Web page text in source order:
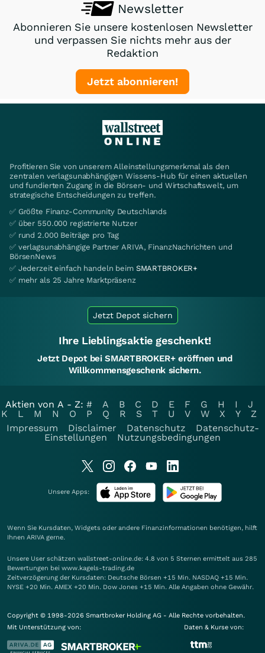
Newsletter
Abonnieren Sie unsere kostenlosen Newsletter
und verpassen Sie nichts mehr aus der
Redaktion
Jetzt abonnieren!
Profitieren Sie von unserem Alleinstellungsmerkmal als den
zentralen verlagsunabhängigen Wissens-Hub für einen aktuellen
und fundierten Zugang in die Börsen- und Wirtschaftswelt, um
strategische Entscheidungen zu treffen.
✅ Größte Finanz-Community Deutschlands
✅ über 550.000 registrierte Nutzer
✅ rund 2.000 Beiträge pro Tag
✅ verlagsunabhängige Partner ARIVA, FinanzNachrichten und
BörsenNews
✅ Jederzeit einfach handeln beim SMARTBROKER+
✅ mehr als 25 Jahre Marktpräsenz
Jetzt Depot sichern
Ihre Lieblingsaktie geschenkt!
Jetzt Depot bei SMARTBROKER+ eröffnen und
Willkommensgeschenk sichern.
Aktien von A - Z: # A B C D E F G H I
J
K
L M N O P Q R S T U V W X Y
Z
Impressum
Disclaimer Datenschutz
Datenschutz-
Einstellungen
Nutzungsbedingungen
Unsere Apps:
Wenn Sie Kursdaten, Widgets oder andere Finanzinformationen benötigen, hilft
Ihnen ARIVA gerne.
Unsere User schätzen wallstreet-online.de: 4.8 von 5 Sternen ermittelt aus 285
Bewertungen bei www.kagels-trading.de
Zeitverzögerung der Kursdaten: Deutsche Börsen +15 Min. NASDAQ +15 Min.
NYSE +20 Min. AMEX +20 Min. Dow Jones +15 Min. Alle Angaben ohne Gewähr.
Copyright © 1998-2026 Smartbroker Holding AG - Alle Rechte vorbehalten.
Mit Unterstützung von:
Daten & Kurse von: